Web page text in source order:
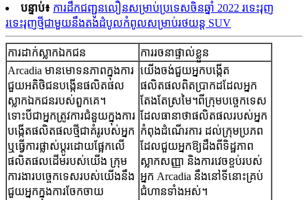
បន្ទាប់៖ ការដឹកជញ្ជូនលឿនសម្រាប់ប្រទេសចិនឆ្នាំ 2022 រទេះរុញ
រទេះរុញថ្មីជាមួយនឹងតង់ដំបូលកំពូលសម្រាប់រថយន្ត SUV
ការដាក់ស្លាកឯកជន
ការរចនាផ្ទាល់ខ្លួន
Arcadia មានមោទនភាពក្នុងការ
ជួយអតិថិជនបង្កើនផលិតផល
ស្លាកឯកជនរបស់ពួកគេ។
ទោះបីជាអ្នកត្រូវការជំនួយក្នុងការ
បង្កើតផលិតផលថ្មីជាគំរូរបស់អ្នក
ឬធ្វើការផ្លាស់ប្តូរដោយផ្អែកលើ
ផលិតផលដើមរបស់យើង ក្រុម
ការងារបច្ចេកទេសរបស់យើងនឹង
ជួយអ្នកក្នុងការចែកចាយ
យើងចង់ជួយអ្នកបង្កើត
ផលិតផលពិតប្រាកដដែលអ្នក
តែងតែស្រមៃ។ពីក្រុមបច្ចេកទេស
ដែលធានាថាផលិតផលរបស់អ្នក
កំពុងដំណើរការ ដល់ក្រុមប្រភព
ដែលជួយអ្នកឱ្យដឹងពីទិដ្ឋភាព
ស្លាកសញ្ញា និងការវេចខ្ចប់របស់
អ្នក Arcadia នឹងនៅទីនោះគ្រប់
ជំហានទាំងអស់។